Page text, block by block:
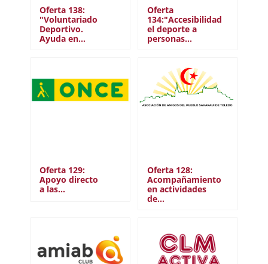
Oferta 138:
"Voluntariado
Deportivo.
Ayuda en…
Oferta
134:"Accesibilidad
el deporte a
personas…
Oferta 129:
Apoyo directo
a las…
Oferta 128:
Acompañamiento
en actividades
de…